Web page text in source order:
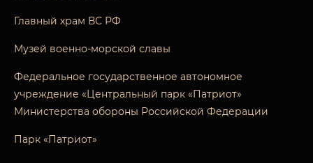
Главный храм ВС РФ
Музей военно-морской славы
Федеральное государственное автономное
учреждение «Центральный парк «Патриот»
Министерства обороны Российской Федерации
Парк «Патриот»